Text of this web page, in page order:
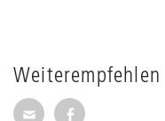
Weiterempfehlen
Seite per E-Mail
Seite auf